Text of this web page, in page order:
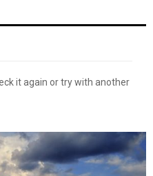
it again or try with another